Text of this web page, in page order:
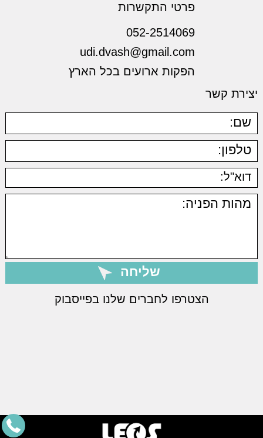
פרטי התקשרות
052-2514069
udi.dvash@gmail.com
הפקות ארועים בכל הארץ
יצירת קשר
הצטרפו לחברים שלנו בפייסבוק